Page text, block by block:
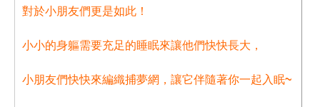
對於小朋友們更是如此！
小小的身軀需要充足的睡眠來讓他們快快長大，
小朋友們快快來編織捕夢網，讓它伴隨著你一起入眠~